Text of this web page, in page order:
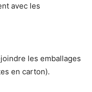
avec les
les emballages
en carton).